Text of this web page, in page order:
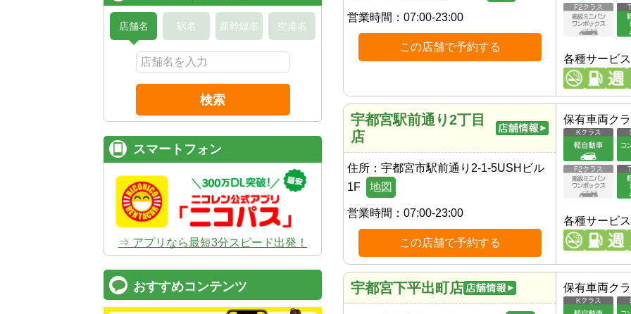
営業時間： 07:00-23:00
この店舗で予約する
各種サービス
宇都宮駅前通り2丁目
店
住所： 宇都宮市駅前通り2-1-5USHビル
1F
地図
営業時間： 07:00-23:00
この店舗で予約する
保有車両ク
各種サービス
宇都宮下平出町店 保有車両ク
店舗名 駅名 新幹線名 空港名
検索
スマートフォン
⇒ アプリなら最短3分スピード出発！
おすすめコンテンツ